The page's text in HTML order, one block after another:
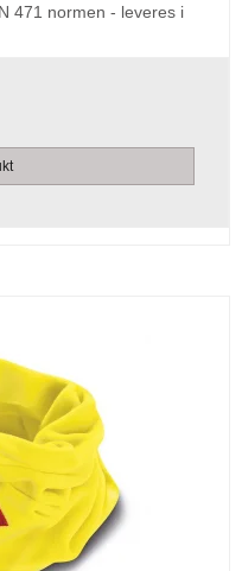
471 normen - leveres i